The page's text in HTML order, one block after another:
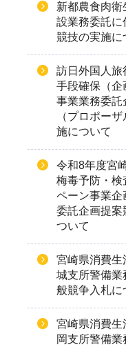
新都農食肉衛
設業務委託に
競技の実施に
訪日外国人旅
手段確保（企
事業業務委託
（プロポー
施について
令和8年度宮
梅毒予防・検
ペーン事業企
委託企画提案
ついて
宮崎県消費生
城支所警備業
般競争入札に
宮崎県消費生
岡支所警備